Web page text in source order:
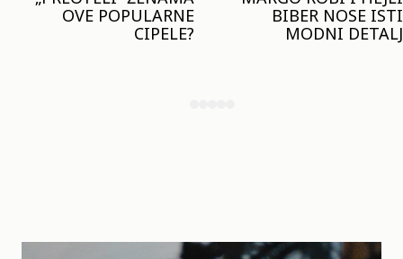
BIBER NOSE ISTI
MODNI DETALJ
STIGAO MODEL KOJI
ĆE BITI VELIKI TREND